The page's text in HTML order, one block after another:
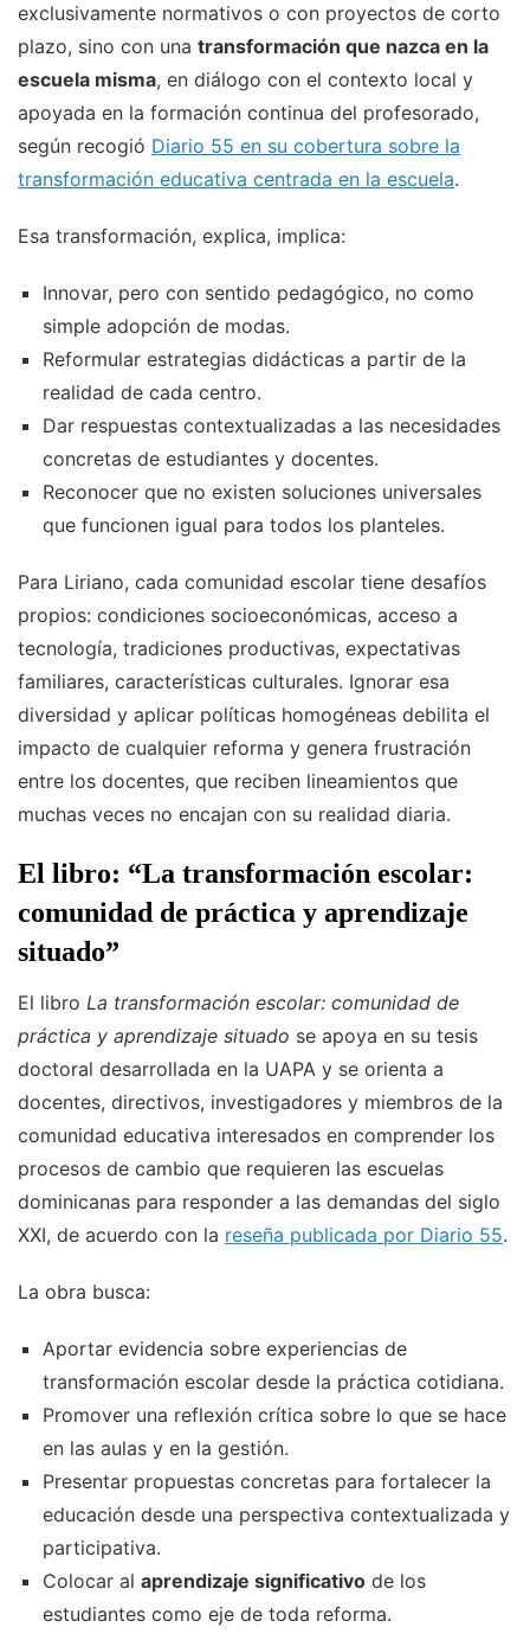
exclusivamente normativos o con proyectos de corto
plazo, sino con una transformación que nazca en la
escuela misma, en diálogo con el contexto local y
apoyada en la formación continua del profesorado,
según recogió Diario 55 en su cobertura sobre la
transformación educativa centrada en la escuela.
Esa transformación, explica, implica:
Innovar, pero con sentido pedagógico, no como
simple adopción de modas.
Reformular estrategias didácticas a partir de la
realidad de cada centro.
Dar respuestas contextualizadas a las necesidades
concretas de estudiantes y docentes.
Reconocer que no existen soluciones universales
que funcionen igual para todos los planteles.
Para Liriano, cada comunidad escolar tiene desafíos
propios: condiciones socioeconómicas, acceso a
tecnología, tradiciones productivas, expectativas
familiares, características culturales. Ignorar esa
diversidad y aplicar políticas homogéneas debilita el
impacto de cualquier reforma y genera frustración
entre los docentes, que reciben lineamientos que
muchas veces no encajan con su realidad diaria.
El libro: “La transformación escolar:
comunidad de práctica y aprendizaje
situado”
El libro La transformación escolar: comunidad de
práctica y aprendizaje situado se apoya en su tesis
doctoral desarrollada en la UAPA y se orienta a
docentes, directivos, investigadores y miembros de la
comunidad educativa interesados en comprender los
procesos de cambio que requieren las escuelas
dominicanas para responder a las demandas del siglo
XXI, de acuerdo con la reseña publicada por Diario 55.
La obra busca:
Aportar evidencia sobre experiencias de
transformación escolar desde la práctica cotidiana.
Promover una reflexión crítica sobre lo que se hace
en las aulas y en la gestión.
Presentar propuestas concretas para fortalecer la
educación desde una perspectiva contextualizada y
participativa.
Colocar al aprendizaje significativode los
estudiantes como eje de toda reforma.